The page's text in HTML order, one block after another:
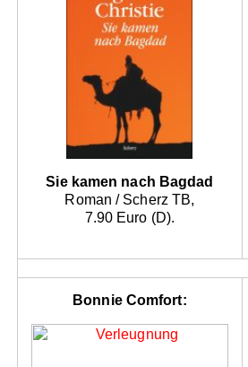
Sie kamen nach Bagdad
Roman / Scherz TB,
7.90 Euro (D).
Bonnie Comfort: